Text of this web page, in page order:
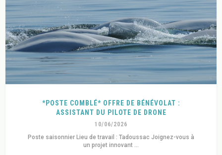
*POSTE COMBLÉ* OFFRE DE BÉNÉVOLAT :
ASSISTANT DU PILOTE DE DRONE
10/06/2026
Poste saisonnier Lieu de travail : Tadoussac Joignez-vous à
un projet innovant ...